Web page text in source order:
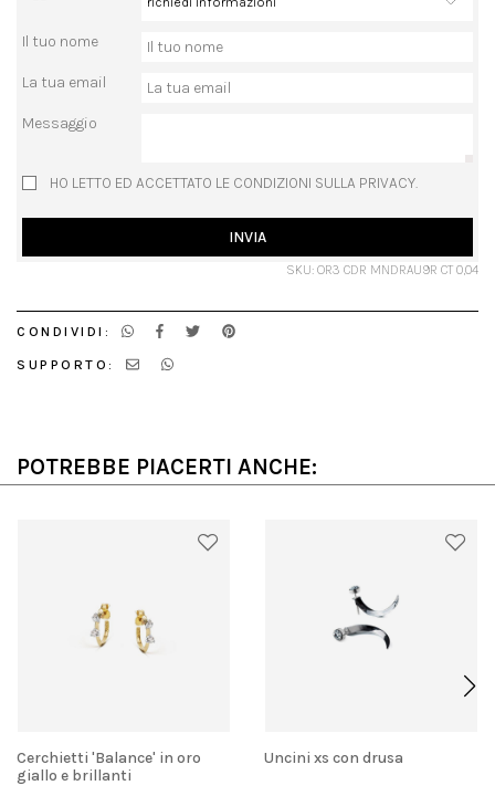
Il tuo nome
La tua email
Messaggio
HO LETTO ED ACCETTATO LE CONDIZIONI SULLA PRIVACY.
INVIA
SKU: OR3 CDR MNDRAU9R CT 0,04
CONDIVIDI:
SUPPORTO:
POTREBBE PIACERTI ANCHE:
Cerchietti 'Balance' in oro
giallo e brillanti
Uncini xs con drusa